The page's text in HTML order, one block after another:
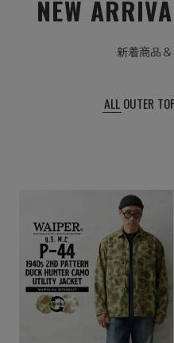
NEW
新着商品
ALL OUTER